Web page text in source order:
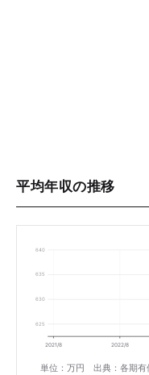
平均年収の推移
640
635
630
625
2021/8 2022/8
単位：万円 出典：各期